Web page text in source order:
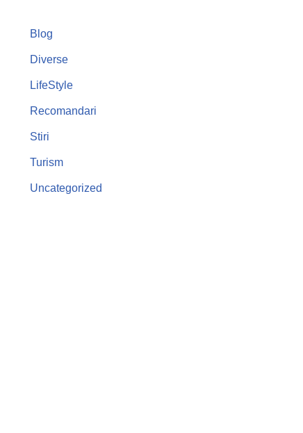
Blog
Diverse
LifeStyle
Recomandari
Stiri
Turism
Uncategorized